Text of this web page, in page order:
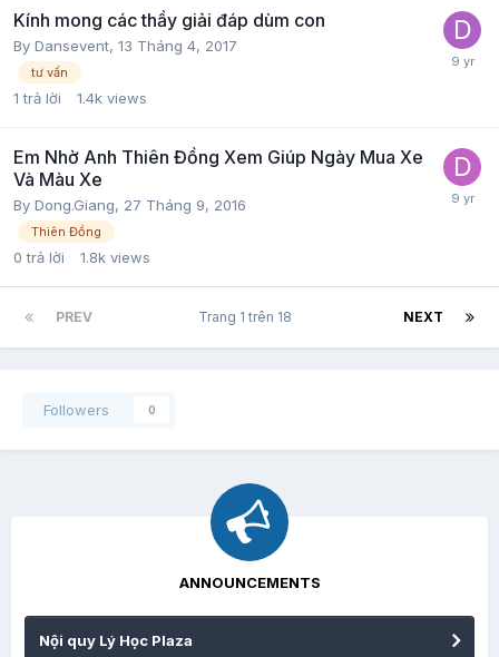
Kính mong các thầy giải đáp dùm con
By Dansevent, 13 Tháng 4, 2017
tư vấn
1 trả lời 1.4k views
Em Nhờ Anh Thiên Đồng Xem Giúp Ngày Mua Xe
Và Màu Xe
By Dong.Giang, 27 Tháng 9, 2016
Thiên Đồng
0 trả lời 1.8k views
PREV NEXT
Trang 1 trên 18
Followers 0
ANNOUNCEMENTS
Nội quy Lý Học Plaza